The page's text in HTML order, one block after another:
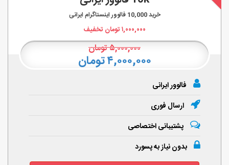
خرید10,000 فالوور اینستاگرام ایرانی
۱,۰۰۰,۰۰۰تومان تخفیف
۵,۰۰۰,۰۰۰تومان
۴,۰۰۰,۰۰۰ تومان
فالوور ایرانی
ارسال فوری
پشتیبانی اختصاصی
بدون نیاز به پسورد